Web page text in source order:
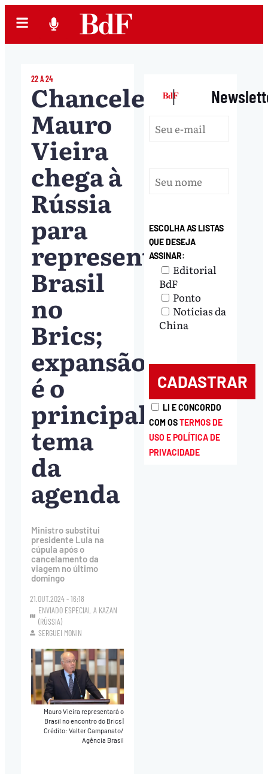
22 A 24
Chanceler
Mauro
Vieira
chega à
Rússia
para
representar
Brasil
no
Brics;
expansão
é o
principal
tema
da
agenda
Ministro substitui
presidente Lula na
cúpula após o
cancelamento da
viagem no último
domingo
21.OUT.2024 - 16:18
ENVIADO ESPECIAL A KAZAN
(RÚSSIA)
SERGUEI MONIN
Mauro Vieira representará o
Brasil no encontro do Brics|
Crédito: Valter Campanato/
Agência Brasil
|
ESCOLHA AS LISTAS
QUE DESEJA
ASSINAR:
Editorial
BdF
Ponto
Notícias da
China
LI E CONCORDO
COM OSTERMOS DE
USO E POLÍTICA DE
PRIVACIDADE